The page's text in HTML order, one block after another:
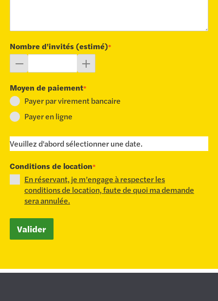
Nombre d'invités (estimé)*
Moyen de paiement*
Payer par virement bancaire
Payer en ligne
Veuillez d'abord sélectionner une date.
Conditions de location*
En réservant, je m’engage à respecter les
conditions de location, faute de quoi ma demande
sera annulée.
Valider